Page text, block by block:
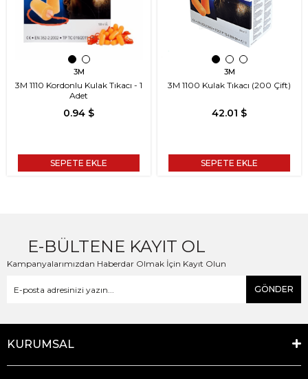
3M
3M 1110 Kordonlu Kulak Tıkacı - 1
Adet
0.94 $
SEPETE EKLE
3M
3M 1100 Kulak Tıkacı (200 Çift)
42.01 $
SEPETE EKLE
E-BÜLTENE KAYIT OL
Kampanyalarımızdan Haberdar Olmak İçin Kayıt Olun
GÖNDER
KURUMSAL